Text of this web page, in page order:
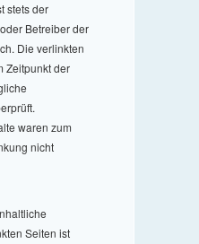
stets der
Betreiber der
Die verlinkten
Zeitpunkt der
waren zum
nicht
Seiten ist